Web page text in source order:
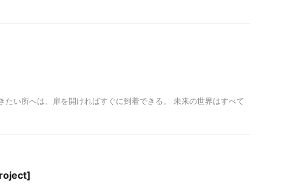
い所へは、扉を開ければすぐに到着できる。 未来の世界はすべて